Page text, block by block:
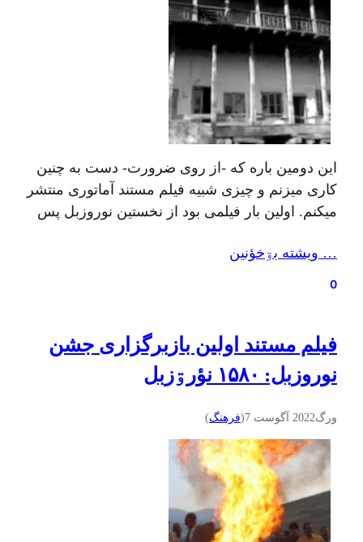
این دومین باره که -از روی ضرورت- دست به چنین
کاری میزنم و چیزی شبیه فیلم مستند آماتوری منتشر
میکنم. اولین بار فیلمی بود از نخستین نوروزبل پس
جسمی-سازه‌ای از بقایای خونه‌ایه که بخش مهمی از
کودکی‌م اونجا گذشته و پس از مهاجرت پدربزرگ و
… ويشته بۊخؤنين
0
فیلم مستند اولین بازبرگزاری جشن
نوروزبل: ۱۵۸۰ نؤرۊزبل
ورگ2022 آگوست 7 (فرهنگ)